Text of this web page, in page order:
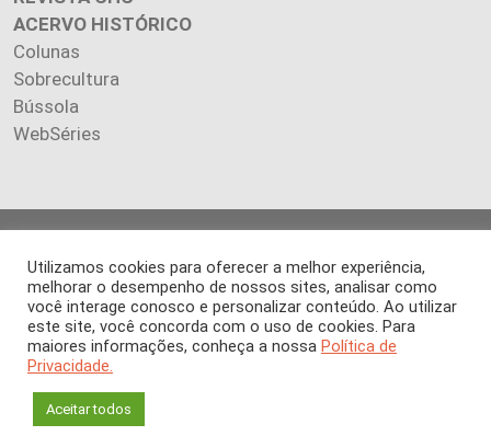
ACERVO HISTÓRICO
Colunas
Sobrecultura
Bússola
WebSéries
reservados.
Os artigos publicados na revista refletem exclusivamente a
opinião de seus autores.
É proibida a reprodução, integral ou parcial, do conteúdo (imagens
Utilizamos cookies para oferecer a melhor experiência,
melhorar o desempenho de nossos sites, analisar como
você interage conosco e personalizar conteúdo. Ao utilizar
este site, você concorda com o uso de cookies. Para
maiores informações, conheça a nossa Política de
Privacidade.
Aceitar todos